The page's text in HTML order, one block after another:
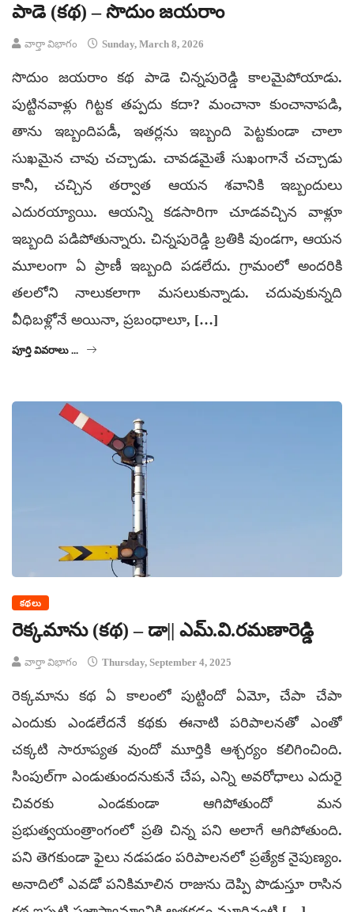
పాడె (కథ) – సొదుం జయరాం
వార్తా విభాగం Sunday, March 8, 2026
సొదుం జయరాం కథ పాడె చిన్నపురెడ్డి కాలమైపోయాడు.
పుట్టినవాళ్లు గిట్టక తప్పదు కదా? మంచానా కుంచానాపడి,
తాను ఇబ్బందిపడీ, ఇతర్లను ఇబ్బంది పెట్టకుండా చాలా
సుఖమైన చావు చచ్చాడు. చావడమైతే సుఖంగానే చచ్చాడు
కానీ, చచ్చిన తర్వాత ఆయన శవానికి ఇబ్బందులు
ఎదురయ్యాయి. ఆయన్ని కడసారిగా చూడవచ్చిన వాళ్లూ
ఇబ్బంది పడిపోతున్నారు. చిన్నపురెడ్డి బ్రతికి వుండగా, ఆయన
మూలంగా ఏ ప్రాణీ ఇబ్బంది పడలేదు. గ్రామంలో అందరికి
తలలోని నాలుకలాగా మసలుకున్నాడు. చదువుకున్నది
వీధిబళ్లోనే అయినా, ప్రబంధాలూ, […]
పూర్తి వివరాలు ...
కథలు
రెక్కమాను (కథ) – డా|| ఎమ్‌.వి.రమణారెడ్డి
వార్తా విభాగం Thursday, September 4, 2025
రెక్కమాను కథ ఏ కాలంలో పుట్టిందో ఏమో, చేపా చేపా
ఎందుకు ఎండలేదనే కథకు ఈనాటి పరిపాలనతో ఎంతో
చక్కటి సారూప్యత వుందో మూర్తికి ఆశ్చర్యం కలిగించింది.
సింపుల్‌గా ఎండుతుందనుకునే చేప, ఎన్ని అవరోధాలు ఎదురై
చివరకు ఎండకుండా ఆగిపోతుందో మన
ప్రభుత్వయంత్రాంగంలో ప్రతి చిన్న పని అలాగే ఆగిపోతుంది.
పని తెగకుండా ఫైలు నడపడం పరిపాలనలో ప్రత్యేక నైపుణ్యం.
అనాదిలో ఎవడో పనికిమాలిన రాజును దెప్పి పొడుస్తూ రాసిన